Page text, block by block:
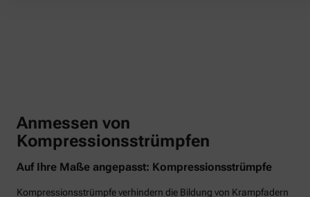
Anmessen von
Kompressionsstrümpfen
Auf Ihre Maße angepasst: Kompressionsstrümpfe
Kompressionsstrümpfe verhindern die Bildung von Krampfadern